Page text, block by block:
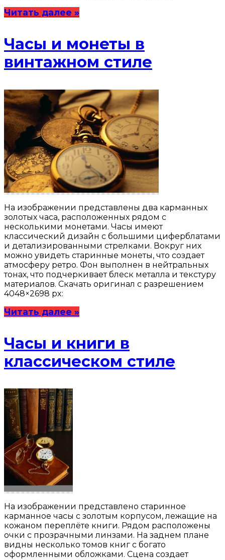
Читать далее »
Часы и монеты в
винтажном стиле
На изображении представлены два карманных
золотых часа, расположенных рядом с
несколькими монетами. Часы имеют
классический дизайн с большими циферблатами
и детализированными стрелками. Вокруг них
можно увидеть старинные монеты, что создает
атмосферу ретро. Фон выполнен в нейтральных
тонах, что подчеркивает блеск металла и текстуру
материалов. Скачать оригинал с разрешением
4048×2698 px:
Читать далее »
Часы и книги в
классическом стиле
На изображении представлено старинное
карманное часы с золотым корпусом, лежащие на
кожаном переплёте книги. Рядом расположены
очки с прозрачными линзами. На заднем плане
видны несколько томов книг с богато
оформленными обложками. Сцена создает